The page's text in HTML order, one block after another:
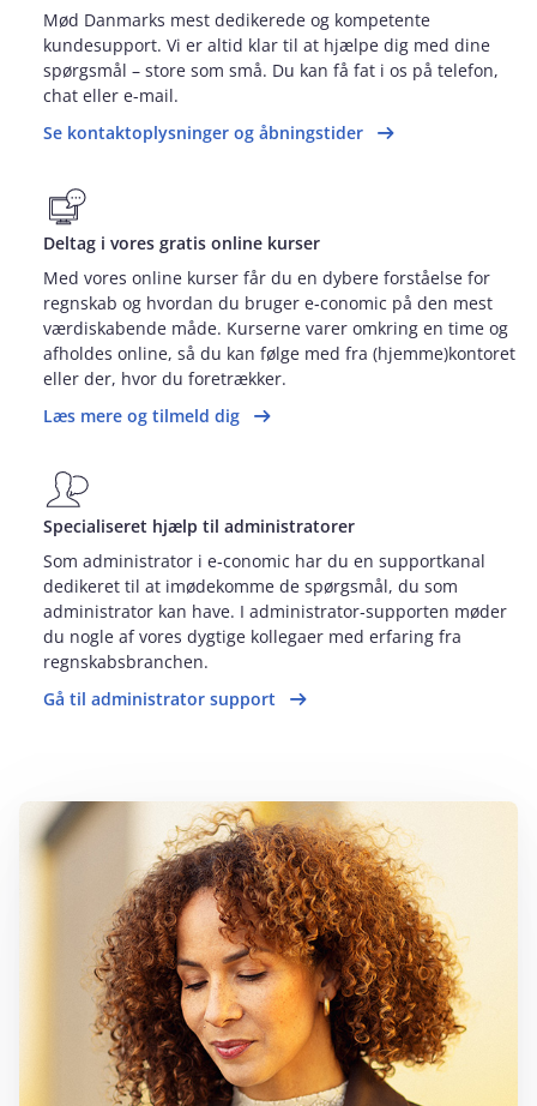
Mød Danmarks mest dedikerede og kompetente
kundesupport. Vi er altid klar til at hjælpe dig med dine
spørgsmål – store som små. Du kan få fat i os på telefon,
chat eller e-mail.
Se kontaktoplysninger og åbningstider
Deltag i vores gratis online kurser
Med vores online kurser får du en dybere forståelse for
regnskab og hvordan du bruger e‑conomic på den mest
værdiskabende måde. Kurserne varer omkring en time og
afholdes online, så du kan følge med fra (hjemme)kontoret
eller der, hvor du foretrækker.
Læs mere og tilmeld dig
Specialiseret hjælp til administratorer
Som administrator i e‑conomic har du en supportkanal
dedikeret til at imødekomme de spørgsmål, du som
administrator kan have. I administrator‑supporten møder
du nogle af vores dygtige kollegaer med erfaring fra
regnskabsbranchen.
Gå til administrator support